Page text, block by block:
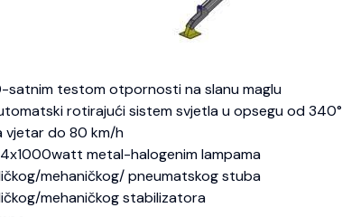
satnim testom otpornosti na slanu maglu
rotirajući sistem svjetla u opsegu od 340°
do 80 km/h
metal-halogenim lampama
mehaničkog/ pneumatskog stuba
mehaničkog stabilizatora